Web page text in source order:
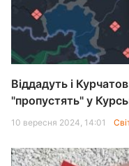
Віддадуть і
"пропустять" у
10 вересня 2024, 14:01